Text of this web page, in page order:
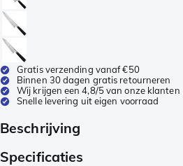
Gratis verzending vanaf €50
Binnen 30 dagen gratis retourneren
Wij krijgen een 4,8/5 van onze klanten
Snelle levering uit eigen voorraad
Beschrijving
Specificaties